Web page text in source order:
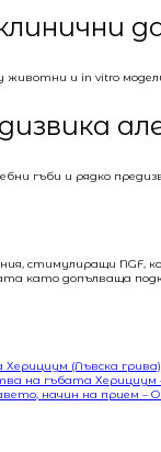
животни и in vitro
гъби и рядко
стимулиращи NGF,
като допълваща
(Лъвска
на гъбата Херициум
начин на прием –